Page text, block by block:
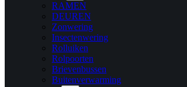
RAMEN
DEUREN
Zonwering
Insectenwering
Rolluiken
Rolpoorten
Brievenbussen
Buitenverwarming